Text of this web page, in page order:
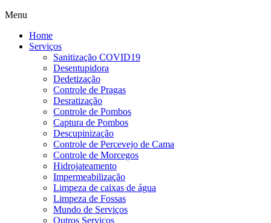
Menu
Home
Serviços
Sanitização COVID19
Desentupidora
Dedetização
Controle de Pragas
Desratização
Controle de Pombos
Captura de Pombos
Descupinização
Controle de Percevejo de Cama
Controle de Morcegos
Hidrojateamento
Impermeabilização
Limpeza de caixas de água
Limpeza de Fossas
Mundo de Serviços
Outros Serviços